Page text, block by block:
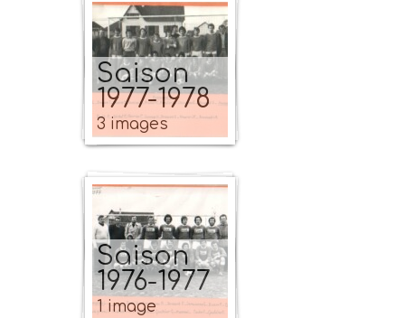
Saison
1977-1978
3 images
Saison
1976-1977
1 image